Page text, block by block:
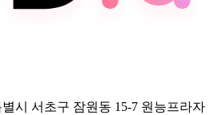
시 서초구 잠원동 15-7 원능프라자